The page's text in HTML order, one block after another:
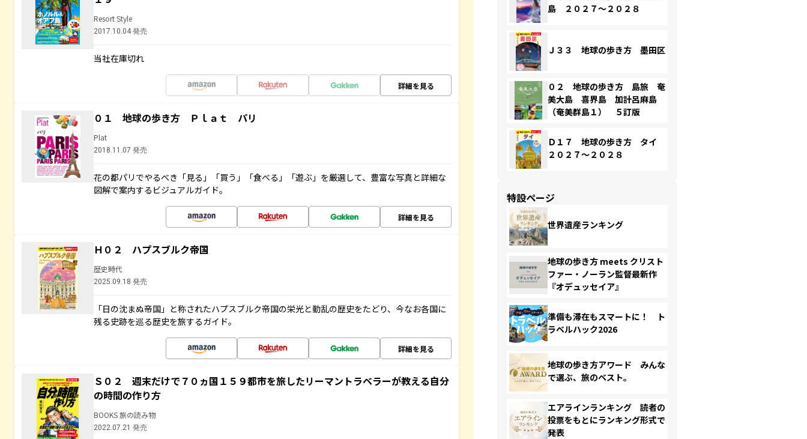
Resort Style
2017.10.04 発売
当社在庫切れ
詳細を見る
０１ 地球の歩き方 Ｐｌａｔ パリ
Plat
2018.11.07 発売
花の都パリでやるべき「見る」「買う」「食べる」「遊ぶ」を厳選して、豊富な写真と詳細な
図解で案内するビジュアルガイド。
詳細を見る
Ｈ０２ ハプスブルク帝国
歴史時代
2025.09.18 発売
「日の沈まぬ帝国」と称されたハプスブルク帝国の栄光と動乱の歴史をたどり、今なお各国に
残る史跡を巡る歴史を旅するガイド。
詳細を見る
Ｓ０２ 週末だけで７０ヵ国１５９都市を旅したリーマントラベラーが教える自分
の時間の作り方
BOOKS 旅の読み物
2022.07.21 発売
島 ２０２７～２０２８
Ｊ３３ 地球の歩き方 墨田区
０２ 地球の歩き方 島旅 奄
美大島 喜界島 加計呂麻島
（奄美群島１） ５訂版
Ｄ１７ 地球の歩き方 タイ
２０２７～２０２８
特設ページ
世界遺産ランキング
地球の歩き方 meets クリスト
ファー・ノーラン監督最新作
『オデュッセイア』
準備も滞在もスマートに！ ト
ラベルハック2026
地球の歩き方アワード みんな
で選ぶ、旅のベスト。
エアラインランキング 読者の
投票をもとにランキング形式で
発表